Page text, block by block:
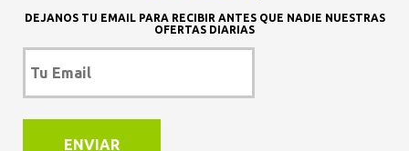
DEJANOS TU EMAIL PARA RECIBIR ANTES QUE NADIE NUESTRAS
OFERTAS DIARIAS
ENVIAR